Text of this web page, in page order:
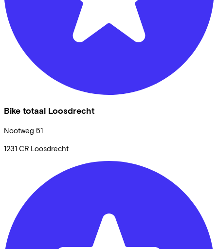
Bike totaal Loosdrecht
Nootweg 51
1231 CR Loosdrecht